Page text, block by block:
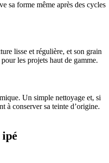
sa forme même après des cycles
lisse et régulière, et son grain
les projets haut de gamme.
Un simple nettoyage et, si
à conserver sa teinte d’origine.